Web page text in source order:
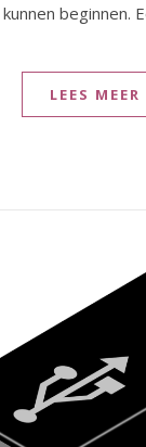
beginnen.
LEES MEER